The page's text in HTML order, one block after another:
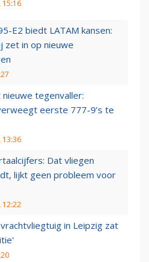
15:16
E2 biedt LATAM kansen:
zet in op nieuwe
tegenvaller:
eerste 777-9’s te
13:36
Dat vliegen
lijkt geen probleem voor
12:22
in Leipzig zat